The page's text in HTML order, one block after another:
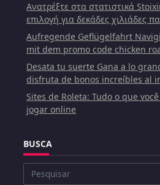
Ανατρέξτε στα στατιστικά
επιλογή για δεκάδες χιλιάδες
Aufregende Geflügelfahrt
mit dem promo code chicken
Desata tu suerte Gana a lo
disfruta de bonos increíbles al
Sites de Roleta: Tudo o que
jogar online
BUSCA
Buscar